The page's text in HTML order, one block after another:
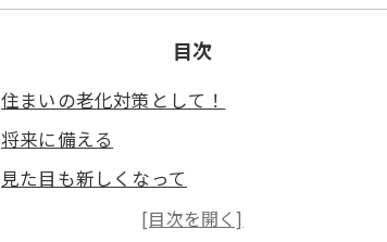
目次
住まいの老化対策として！
将来に備える
見た目も新しくなって
断熱性能もアップ